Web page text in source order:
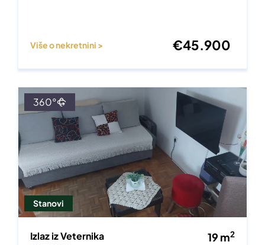
Više o nekretnini > €45.900
Stanovi
360°
Izlaz iz Veternika 19 m2